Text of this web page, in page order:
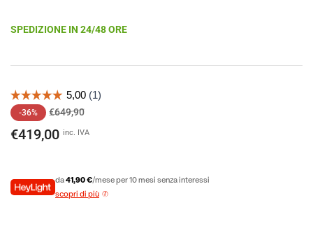
SPEDIZIONE IN 24/48 ORE
Prezzo
di
-36% €649,90Prezzo
scontato
€419,00 inc. IVA
da41,90 €/mese per 10 mesi senza interessi
scopri di più